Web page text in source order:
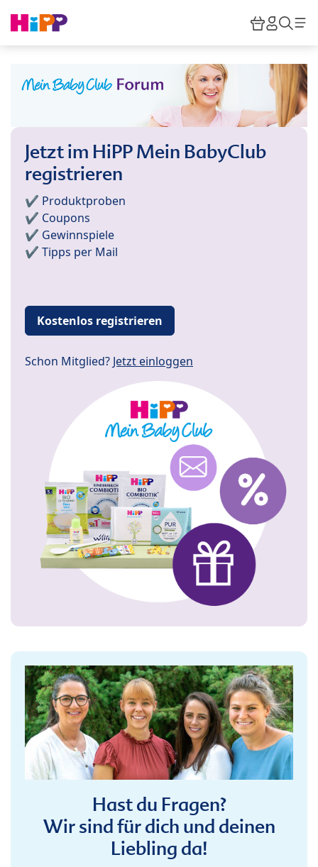
HiPP
Jetzt im HiPP Mein BabyClub
registrieren
✔️ Produktproben
✔️ Coupons
✔️ Gewinnspiele
✔️ Tipps per Mail
Kostenlos registrieren
Schon Mitglied? Jetzt einloggen
Hast du Fragen?
Wir sind für dich und deinen
Liebling da!